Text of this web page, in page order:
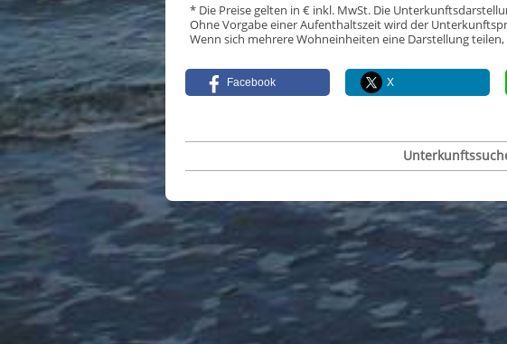
* Die Preise gelten in € inkl. MwSt. Die
Ohne Vorgabe einer Aufenthaltszeit wird der
Wenn sich mehrere Wohneinheiten eine Darstellung
Facebook X